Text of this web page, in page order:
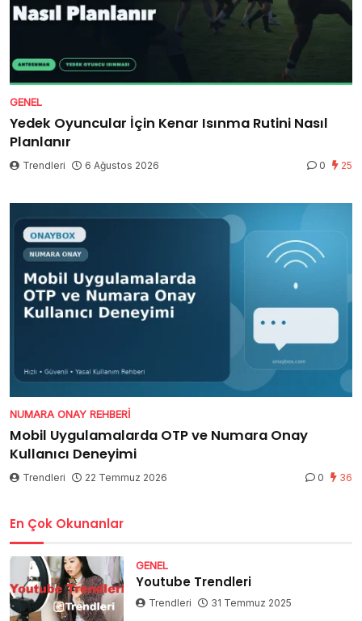
GENEL
Yedek Oyuncular İçin Kenar Isınma Rutini Nasıl
Planlanır
Trendleri 6 Ağustos 2026 0 25
NUMARA ONAY REHBERI
Mobil Uygulamalarda OTP ve Numara Onay
Kullanıcı Deneyimi
Trendleri 22 Temmuz 2026 0 36
En Çok Okunanlar
GENEL
Youtube Trendleri
Trendleri 31 Temmuz 2025